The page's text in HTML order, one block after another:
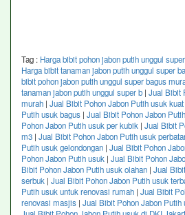
Tag : Harga bibit pohon jabon putih unggul
Harga bibit tanaman jabon putih unggul super
bibit pohon jabon putih unggul super bagus
tanaman jabon putih unggul super b | Jual Bibit
murah | Jual Bibit Pohon Jabon Putih usuk kuat
Putih usuk bagus | Jual Bibit Pohon Jabon
Pohon Jabon Putih usuk per kubik | Jual Bibit
m3 | Jual Bibit Pohon Jabon Putih usuk
Putih usuk gelondongan | Jual Bibit Pohon
Pohon Jabon Putih usuk | Jual Bibit Pohon
Bibit Pohon Jabon Putih usuk olahan | Jual
serbuk | Jual Bibit Pohon Jabon Putih usuk
Putih usuk untuk renovasi rumah | Jual Bibit
renovasi masjis | Jual Bibit Pohon Jabon Putih